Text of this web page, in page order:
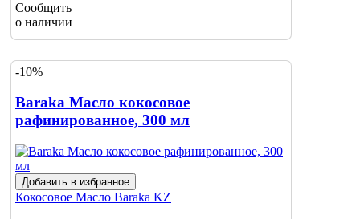
Сообщить
о наличии
-10%
Baraka Масло кокосовое
рафинированное, 300 мл
Добавить в избранное
Кокосовое Масло Baraka KZ